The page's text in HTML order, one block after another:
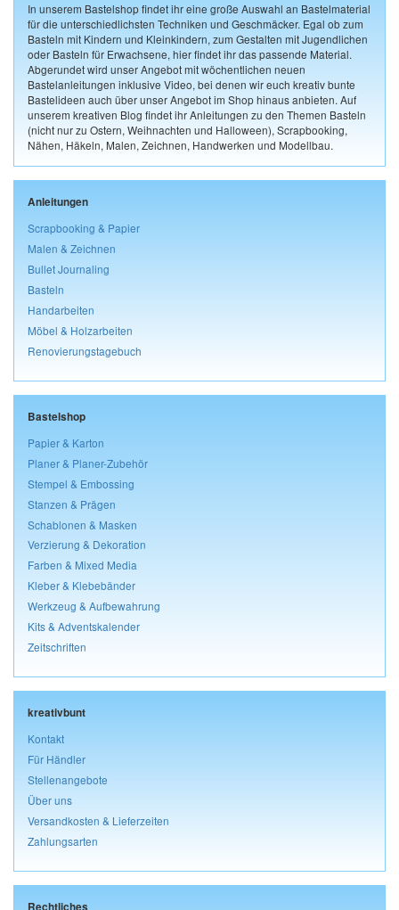
In unserem Bastelshop findet ihr eine große Auswahl an Bastelmaterial
für die unterschiedlichsten Techniken und Geschmäcker. Egal ob zum
Basteln mit Kindern und Kleinkindern, zum Gestalten mit Jugendlichen
oder Basteln für Erwachsene, hier findet ihr das passende Material.
Abgerundet wird unser Angebot mit wöchentlichen neuen
Bastelanleitungen inklusive Video, bei denen wir euch kreativ bunte
Bastelideen auch über unser Angebot im Shop hinaus anbieten. Auf
unserem kreativen Blog findet ihr Anleitungen zu den Themen Basteln
(nicht nur zu Ostern, Weihnachten und Halloween), Scrapbooking,
Nähen, Häkeln, Malen, Zeichnen, Handwerken und Modellbau.
Anleitungen
Scrapbooking & Papier
Malen & Zeichnen
Bullet Journaling
Basteln
Handarbeiten
Möbel & Holzarbeiten
Renovierungstagebuch
Bastelshop
Papier & Karton
Planer & Planer-Zubehör
Stempel & Embossing
Stanzen & Prägen
Schablonen & Masken
Verzierung & Dekoration
Farben & Mixed Media
Kleber & Klebebänder
Werkzeug & Aufbewahrung
Kits & Adventskalender
Zeitschriften
kreativbunt
Kontakt
Für Händler
Stellenangebote
Über uns
Versandkosten & Lieferzeiten
Zahlungsarten
Rechtliches